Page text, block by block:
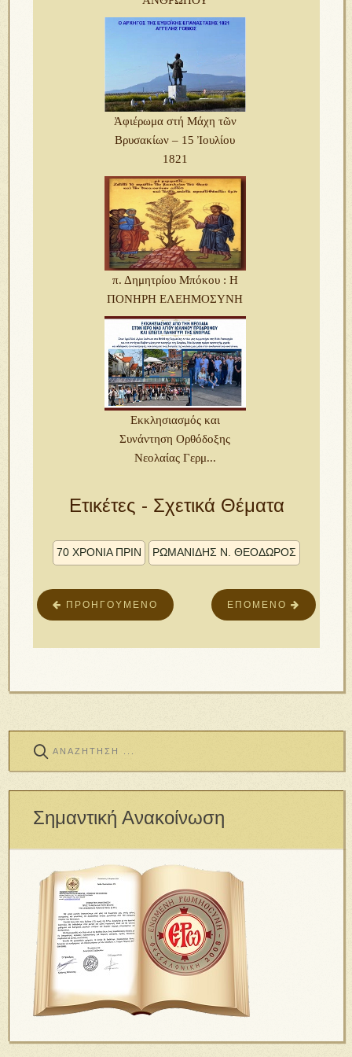
Ἀφιέρωμα στή Μάχη τῶν
Βρυσακίων – 15 Ἰουλίου
1821
π. Δημητρίου Μπόκου : Η
ΠΟΝΗΡΗ ΕΛΕΗΜΟΣΥΝΗ
Εκκλησιασμός και
Συνάντηση Ορθόδοξης
Νεολαίας Γερμ...
Ετικέτες - Σχετικά Θέματα
70 ΧΡΟΝΙΑ ΠΡΙΝ ΡΩΜΑΝΊΔΗΣ Ν. ΘΕΌΔΩΡΟΣ
ΕΠΌΜΕΝΟ
ΠΡΟΗΓΟΎΜΕΝΟ
Σημαντική Ανακοίνωση